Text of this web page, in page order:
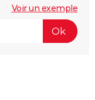
Voir un exemple